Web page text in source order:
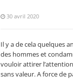
30 avril 2020
Il y a de cela quelques
des hommes et
vouloir attirer
sans valeur. A force de